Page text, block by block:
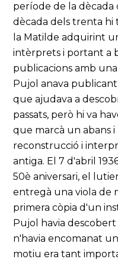
període de la dècada
dècada dels trenta hi
la Matilde adquirint
intèrprets i portant a
publicacions amb
Pujol anava
que ajudava a
passats, però hi va
que marcà un abans
reconstrucció i
antiga. El 7 d'abril
50è aniversari, el
entregà una viola de
primera còpia d'un
Pujol havia descobert
n'havia encomanat
motiu era tant